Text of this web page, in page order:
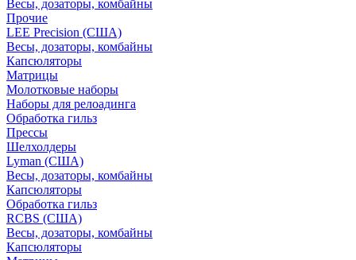
Весы, дозаторы, комбайны
Прочие
LEE Precision (США)
Весы, дозаторы, комбайны
Капсюляторы
Матрицы
Молотковые наборы
Наборы для релоадинга
Обработка гильз
Преcсы
Шелхолдеры
Lyman (США)
Весы, дозаторы, комбайны
Капсюляторы
Обработка гильз
RCBS (США)
Весы, дозаторы, комбайны
Капсюляторы